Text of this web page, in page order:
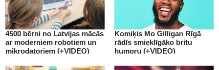
4500 bērni no Latvijas mācās
ar moderniem robotiem un
mikrodatoriem (+VIDEO)
Komiķis Mo Gilligan Rīgā
rādīs smieklīgāko britu
humoru (+VIDEO)